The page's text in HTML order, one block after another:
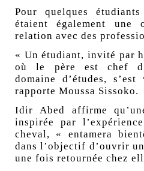
Pour quelques
étaient également une
relation avec des
« Un étudiant, invité par
où le père est chef
domaine d’études,
rapporte Moussa Sissoko.
Idir Abed affirme
inspirée par
cheval, « entamera
dans l’objectif d’ouvrir
une fois retournée chez